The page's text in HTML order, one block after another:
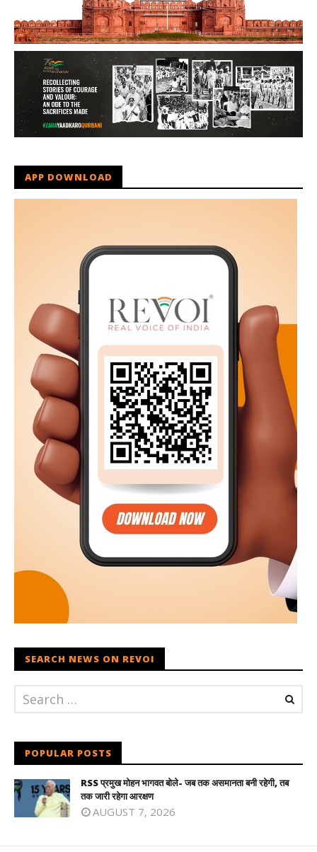
APP DOWNLOAD
SEARCH NEWS ON REVOI
POPULAR POSTS
RSS प्रमुख मोहन भागवत बोले- जब तक असमानता बनी रहेगी, तब
तक जारी रहेगा आरक्षण
AUGUST 7, 2026